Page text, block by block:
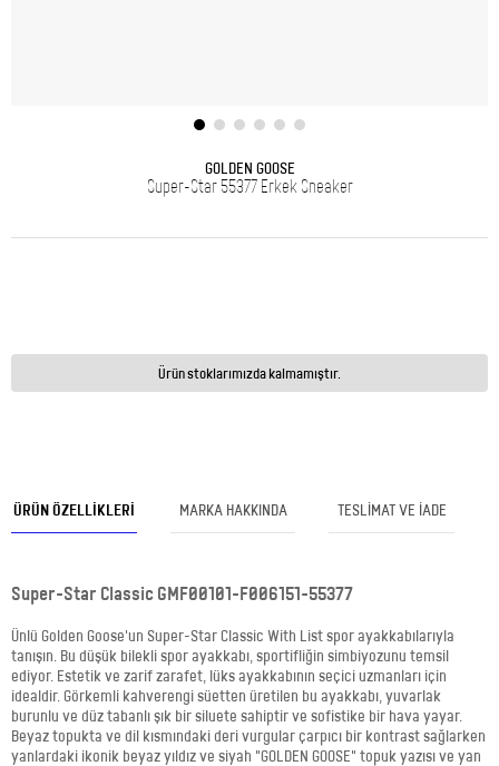
GOLDEN GOOSE
Super-Star 55377 Erkek Sneaker
Ürün stoklarımızda kalmamıştır.
ÜRÜN ÖZELLIKLERI MARKA HAKKINDA TESLIMAT VE İADE
Super-Star Classic GMF00101-F006151-55377
Ünlü Golden Goose'un Super-Star Classic With List spor ayakkabılarıyla
tanışın. Bu düşük bilekli spor ayakkabı, sportifliğin simbiyozunu temsil
ediyor. Estetik ve zarif zarafet, lüks ayakkabının seçici uzmanları için
idealdir. Görkemli kahverengi süetten üretilen bu ayakkabı, yuvarlak
burunlu ve düz tabanlı şık bir siluete sahiptir ve sofistike bir hava yayar.
Beyaz topukta ve dil kısmındaki deri vurgular çarpıcı bir kontrast sağlarken
yanlardaki ikonik beyaz yıldız ve siyah "GOLDEN GOOSE" topuk yazısı ve yan